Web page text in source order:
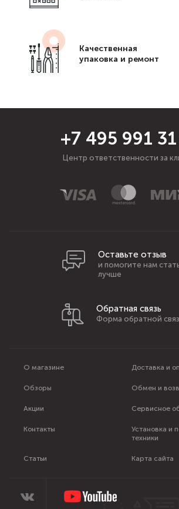
Качественная
упаковка и ремонт
+7 495 991
Центр ответственности за
О магазине Доставка и
Обзоры Обмен и
Акции Сервисное
Контакты
Установка и
техники
Статьи Карта сайта
Оставьте отзыв
и помогите нам
лучше
Обратная связь
Форма обратной